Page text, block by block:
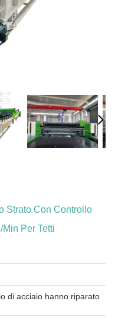
Strato Con Controllo
Per Tetti
di acciaio hanno riparato